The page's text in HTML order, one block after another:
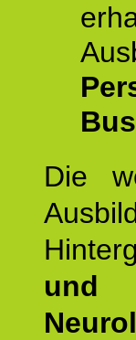
Die
und